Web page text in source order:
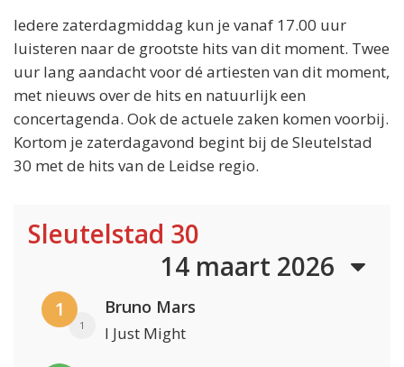
Iedere zaterdagmiddag kun je vanaf 17.00 uur
luisteren naar de grootste hits van dit moment. Twee
uur lang aandacht voor dé artiesten van dit moment,
met nieuws over de hits en natuurlijk een
concertagenda. Ook de actuele zaken komen voorbij.
Kortom je zaterdagavond begint bij de Sleutelstad
30 met de hits van de Leidse regio.
Sleutelstad 30
14 maart 2026
1
1
Bruno Mars
I Just Might